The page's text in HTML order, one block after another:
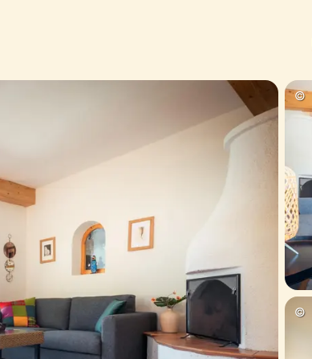
©
©